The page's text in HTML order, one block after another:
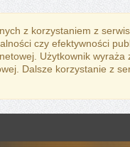
z korzystaniem z
czy efektywności
Użytkownik
Dalsze korzystanie z